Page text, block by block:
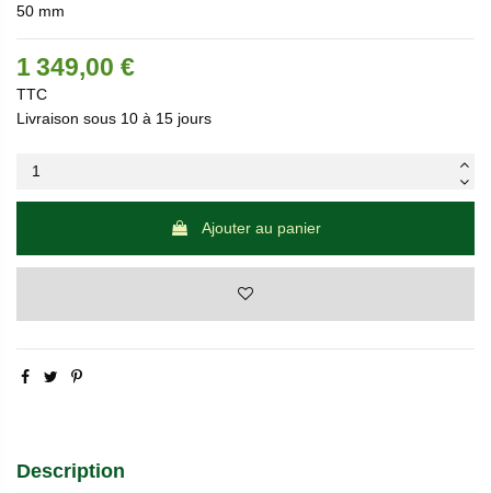
50 mm
1 349,00 €
TTC
Livraison sous 10 à 15 jours
Ajouter au panier
Description